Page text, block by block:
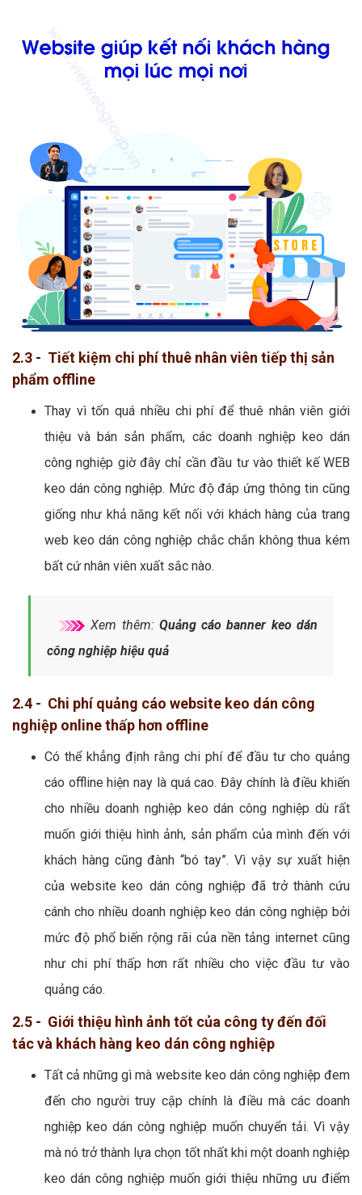
2.3 - Tiết kiệm chi phí thuê nhân viên tiếp thị sản
phẩm offline
Thay vì tốn quá nhiều chi phí để thuê nhân viên giới
thiệu và bán sản phẩm, các doanh nghiệp keo dán
công nghiệp giờ đây chỉ cần đầu tư vào thiết kế WEB
keo dán công nghiệp. Mức độ đáp ứng thông tin cũng
giống như khả năng kết nối với khách hàng của trang
web keo dán công nghiệp chắc chắn không thua kém
bất cứ nhân viên xuất sắc nào.
Xem thêm: Quảng cáo banner keo dán
công nghiệp hiệu quả
2.4 - Chi phí quảng cáo website keo dán công
nghiệp online thấp hơn offline
Có thể khẳng định rằng chi phí để đầu tư cho quảng
cáo offline hiện nay là quá cao. Đây chính là điều khiến
cho nhiều doanh nghiệp keo dán công nghiệp dù rất
muốn giới thiệu hình ảnh, sản phẩm của mình đến với
khách hàng cũng đành “bó tay”. Vì vậy sự xuất hiện
của website keo dán công nghiệp đã trở thành cứu
cánh cho nhiều doanh nghiệp keo dán công nghiệp bởi
mức độ phổ biến rộng rãi của nền tảng internet cũng
như chi phí thấp hơn rất nhiều cho việc đầu tư vào
quảng cáo.
2.5 - Giới thiệu hình ảnh tốt của công ty đến đối
tác và khách hàng keo dán công nghiệp
Tất cả những gì mà website keo dán công nghiệp đem
đến cho người truy cập chính là điều mà các doanh
nghiệp keo dán công nghiệp muốn chuyển tải. Vì vậy
mà nó trở thành lựa chọn tốt nhất khi một doanh nghiệp
keo dán công nghiệp muốn giới thiệu những ưu điểm